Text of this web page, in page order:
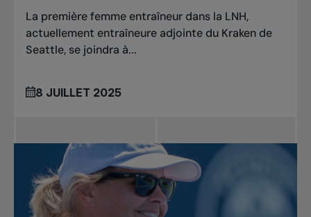
La première femme entraîneur dans la LNH,
actuellement entraîneure adjointe du Kraken de
Seattle, se joindra à...
8 JUILLET 2025